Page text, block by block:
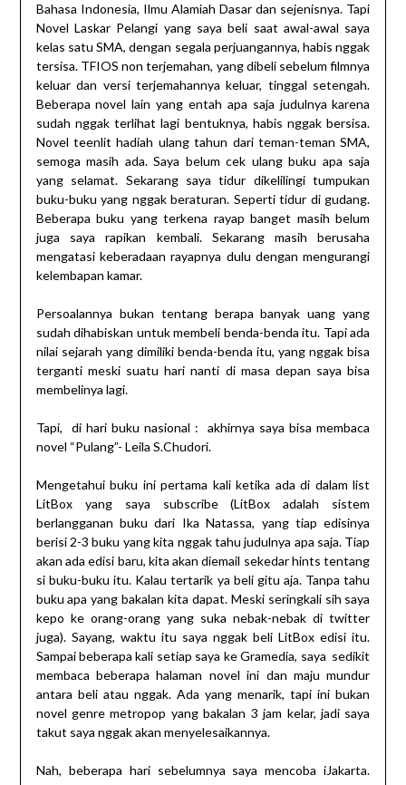
Bahasa Indonesia, Ilmu Alamiah Dasar dan sejenisnya. Tapi
Novel Laskar Pelangi yang saya beli saat awal-awal saya
kelas satu SMA, dengan segala perjuangannya, habis nggak
tersisa. TFIOS non terjemahan, yang dibeli sebelum filmnya
keluar dan versi terjemahannya keluar, tinggal setengah.
Beberapa novel lain yang entah apa saja judulnya karena
sudah nggak terlihat lagi bentuknya, habis nggak bersisa.
Novel teenlit hadiah ulang tahun dari teman-teman SMA,
semoga masih ada. Saya belum cek ulang buku apa saja
yang selamat. Sekarang saya tidur dikelilingi tumpukan
buku-buku yang nggak beraturan. Seperti tidur di gudang.
Beberapa buku yang terkena rayap banget masih belum
juga saya rapikan kembali. Sekarang masih berusaha
mengatasi keberadaan rayapnya dulu dengan mengurangi
kelembapan kamar.
Persoalannya bukan tentang berapa banyak uang yang
sudah dihabiskan untuk membeli benda-benda itu. Tapi ada
nilai sejarah yang dimiliki benda-benda itu, yang nggak bisa
terganti meski suatu hari nanti di masa depan saya bisa
membelinya lagi.
Tapi, di hari buku nasional : akhirnya saya bisa membaca
novel “Pulang”- Leila S.Chudori.
Mengetahui buku ini pertama kali ketika ada di dalam list
LitBox yang saya subscribe (LitBox adalah sistem
berlangganan buku dari Ika Natassa, yang tiap edisinya
berisi 2-3 buku yang kita nggak tahu judulnya apa saja. Tiap
akan ada edisi baru, kita akan diemail sekedar hints tentang
si buku-buku itu. Kalau tertarik ya beli gitu aja. Tanpa tahu
buku apa yang bakalan kita dapat. Meski seringkali sih saya
kepo ke orang-orang yang suka nebak-nebak di twitter
juga). Sayang, waktu itu saya nggak beli LitBox edisi itu.
Sampai beberapa kali setiap saya ke Gramedia, saya sedikit
membaca beberapa halaman novel ini dan maju mundur
antara beli atau nggak. Ada yang menarik, tapi ini bukan
novel genre metropop yang bakalan 3 jam kelar, jadi saya
takut saya nggak akan menyelesaikannya.
Nah, beberapa hari sebelumnya saya mencoba iJakarta.